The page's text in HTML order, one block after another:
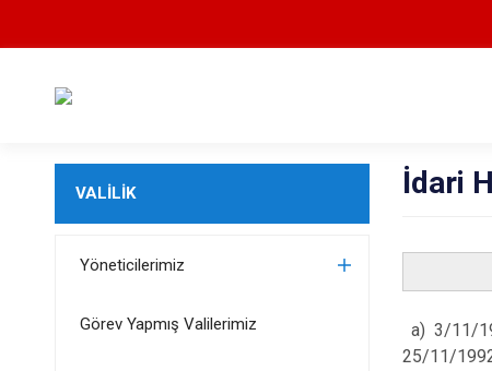
VALİLİK
Yöneticilerimiz
Görev Yapmış Valilerimiz
İdari
a) 3/11/
25/11/1992